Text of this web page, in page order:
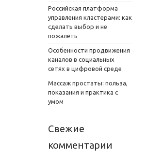
Российская платформа
управления кластерами: как
сделать выбор и не
пожалеть
Особенности продвижения
каналов в социальных
сетях в цифровой среде
Массаж простаты: польза,
показания и практика с
умом
Свежие
комментарии